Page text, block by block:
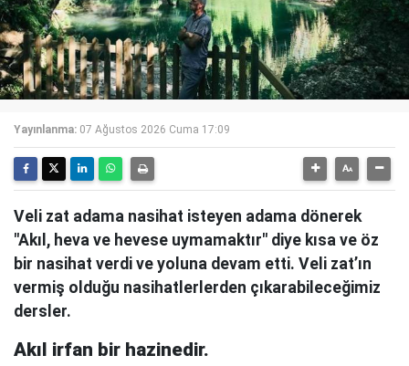
Yayınlanma: 07 Ağustos 2026 Cuma 17:09
Veli zat adama nasihat isteyen adama dönerek
"Akıl, heva ve hevese uymamaktır" diye kısa ve öz
bir nasihat verdi ve yoluna devam etti. Veli zat’ın
vermiş olduğu nasihatlerlerden çıkarabileceğimiz
dersler.
Akıl irfan bir hazinedir.